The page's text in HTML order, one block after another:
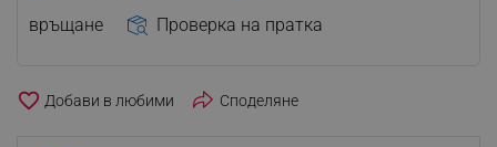
връщане
Проверка на пратка
favorite_border Споделяне